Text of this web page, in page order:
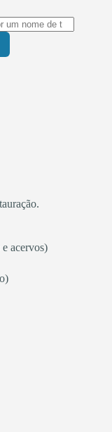
acervos)